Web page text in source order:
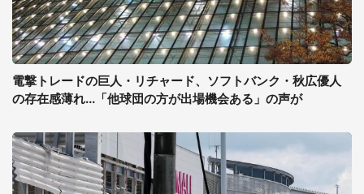
電撃トレードの巨人・リチャード、ソフトバンク・秋広優人
の存在感薄れ...「他球団の方が出場機会ある」の声が